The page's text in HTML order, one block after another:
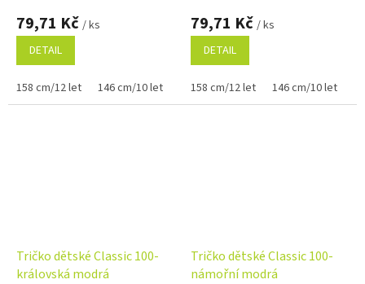
79,71 Kč / ks
DETAIL
158 cm/12 let 146 cm/10 let 122 cm/6 let 134 cm/8 let 110
79,71 Kč / ks
DETAIL
158 cm/12 let 146 cm/10 let
Tričko dětské Classic 100-
královská modrá
Tričko dětské Classic 100-
námořní modrá